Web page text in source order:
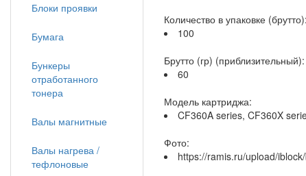
Количество в упаковке (брутто):
100
Брутто (гр) (приблизительный):
60
Модель картриджа:
CF360A series, CF360X
Фото:
https://ramis.ru/upload/
Блоки проявки
Бумага
Бункеры
отработанного
тонера
Валы магнитные
Валы нагрева /
тефлоновые